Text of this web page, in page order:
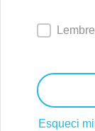
Esqueci